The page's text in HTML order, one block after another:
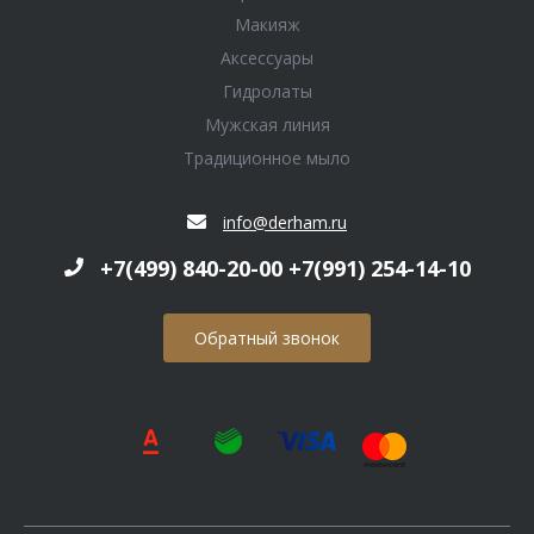
Макияж
Аксессуары
Гидролаты
Мужская линия
Традиционное мыло
info@derham.ru
+7(499) 840-20-00 +7(991) 254-14-10
Обратный звонок